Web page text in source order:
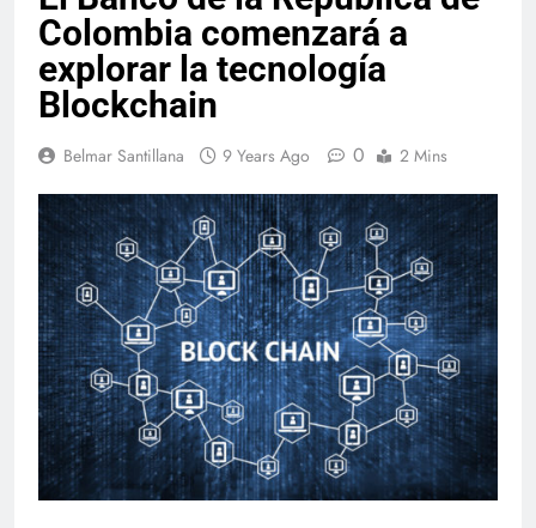
Colombia comenzará a
explorar la tecnología
Blockchain
Belmar Santillana 9 Years Ago 0 2 Mins